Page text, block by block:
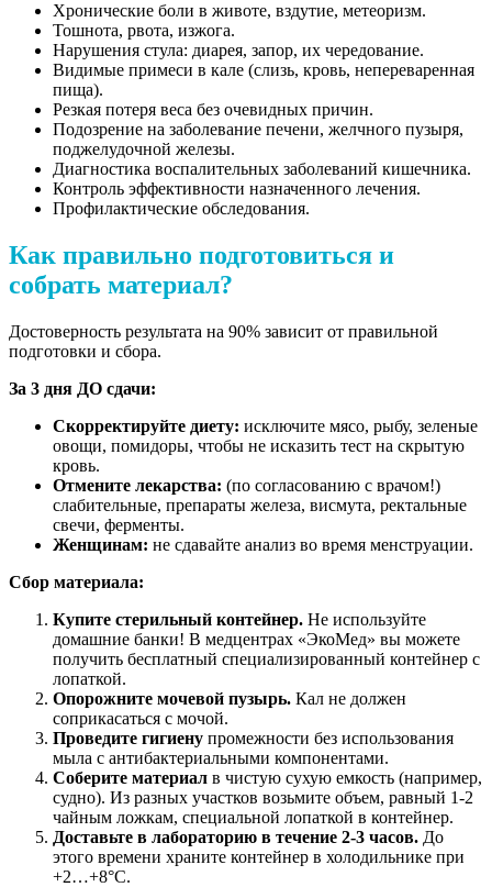
Хронические боли в животе, вздутие, метеоризм.
Тошнота, рвота, изжога.
Нарушения стула: диарея, запор, их чередование.
Видимые примеси в кале (слизь, кровь, непереваренная
пища).
Резкая потеря веса без очевидных причин.
Подозрение на заболевание печени, желчного пузыря,
поджелудочной железы.
Диагностика воспалительных заболеваний кишечника.
Контроль эффективности назначенного лечения.
Профилактические обследования.
Как правильно подготовиться и
собрать материал?
Достоверность результата на 90% зависит от правильной
подготовки и сбора.
За 3 дня ДО сдачи:
Скорректируйте диету: исключите мясо, рыбу, зеленые
овощи, помидоры, чтобы не исказить тест на скрытую
кровь.
Отмените лекарства: (по согласованию с врачом!)
слабительные, препараты железа, висмута, ректальные
свечи, ферменты.
Женщинам: не сдавайте анализ во время менструации.
Сбор материала:
Купите стерильный контейнер. Не используйте
домашние банки! В медцентрах «ЭкоМед» вы можете
получить бесплатный специализированный контейнер с
лопаткой.
Опорожните мочевой пузырь. Кал не должен
соприкасаться с мочой.
Проведите гигиену промежности без использования
мыла с антибактериальными компонентами.
Соберите материал в чистую сухую емкость (например,
судно). Из разных участков возьмите объем, равный 1-2
чайным ложкам, специальной лопаткой в контейнер.
Доставьте в лабораторию в течение 2-3 часов. До
этого времени храните контейнер в холодильнике при
+2…+8°C.